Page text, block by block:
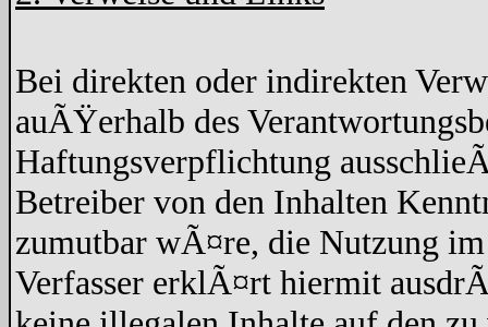
Bei direkten oder indirekten
auÃŸerhalb des
Haftungsverpflichtung
Betreiber von den Inhalten
zumutbar wÃ¤re, die Nutzung
Verfasser erklÃ¤rt hiermit